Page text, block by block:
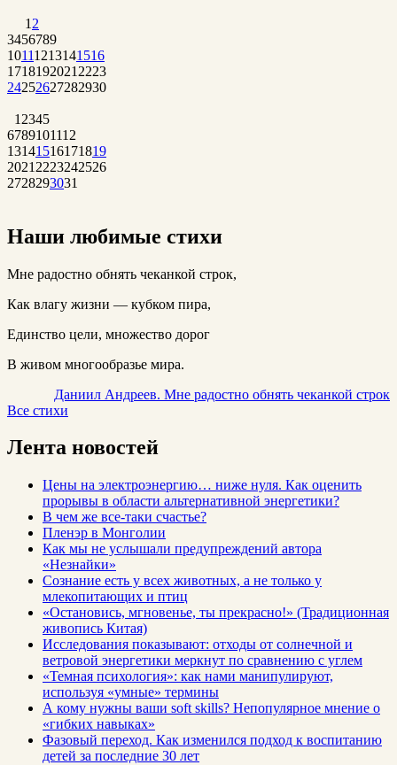
1 2
3456789
10111213141516
1718192021 2223
24252627282930
1 2345
6789101112
13141516171819
2021 2223242526
2728293031
Наши любимые стихи
Мне радостно обнять чеканкой строк,
Как влагу жизни — кубком пира,
Единство цели, множество дорог
В живом многообразье мира.
Даниил Андреев. Мне радостно обнять чеканкой строк
Все стихи
Лента новостей
Цены на электроэнергию… ниже нуля. Как оценить
прорывы в области альтернативной энергетики?
В чем же все-таки счастье?
Пленэр в Монголии
Как мы не услышали предупреждений автора
«Незнайки»
Сознание есть у всех животных, а не только у
млекопитающих и птиц
«Остановись, мгновенье, ты прекрасно!» (Традиционная
живопись Китая)
Исследования показывают: отходы от солнечной и
ветровой энергетики меркнут по сравнению с углем
«Темная психология»: как нами манипулируют,
используя «умные» термины
А кому нужны ваши soft skills? Непопулярное мнение о
«гибких навыках»
Фазовый переход. Как изменился подход к воспитанию
детей за последние 30 лет